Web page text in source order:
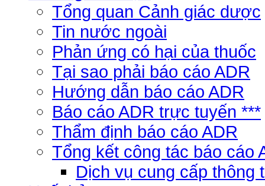
Tổng quan Cảnh giác dược
Tin nước ngoài
Phản ứng có hại của thuốc
Tại sao phải báo cáo ADR
Hướng dẫn báo cáo ADR
Báo cáo ADR trực tuyến ***
Thẩm định báo cáo ADR
Tổng kết công tác báo cáo
Dịch vụ cung cấp thông